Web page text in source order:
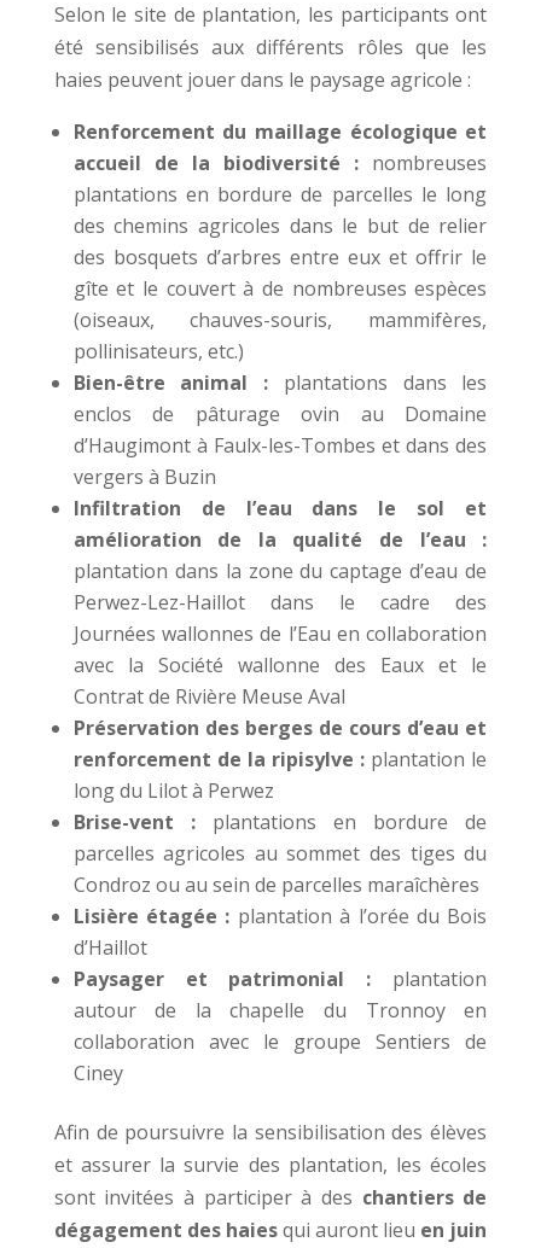
Selon le site de plantation, les participants ont
été sensibilisés aux différents rôles que les
haies peuvent jouer dans le paysage agricole :
Renforcement du maillage écologique et
accueil de la biodiversité : nombreuses
plantations en bordure de parcelles le long
des chemins agricoles dans le but de relier
des bosquets d’arbres entre eux et offrir le
gîte et le couvert à de nombreuses espèces
(oiseaux, chauves-souris, mammifères,
pollinisateurs, etc.)
Bien-être animal : plantations dans les
enclos de pâturage ovin au Domaine
d’Haugimont à Faulx-les-Tombes et dans des
vergers à Buzin
Infiltration de l’eau dans le sol et
amélioration de la qualité de l’eau :
plantation dans la zone du captage d’eau de
Perwez-Lez-Haillot dans le cadre des
Journées wallonnes de l’Eau en collaboration
avec la Société wallonne des Eaux et le
Contrat de Rivière Meuse Aval
Préservation des berges de cours d’eau et
renforcement de la ripisylve : plantation le
long du Lilot à Perwez
Brise-vent :plantations en bordure de
parcelles agricoles au sommet des tiges du
Condroz ou au sein de parcelles maraîchères
Lisière étagée : plantation à l’orée du Bois
d’Haillot
Paysager et patrimonial : plantation
autour de la chapelle du Tronnoy en
collaboration avec le groupe Sentiers de
Ciney
Afin de poursuivre la sensibilisation des élèves
et assurer la survie des plantation, les écoles
sont invitées à participer à des chantiers de
dégagement des haiesqui auront lieu en juin